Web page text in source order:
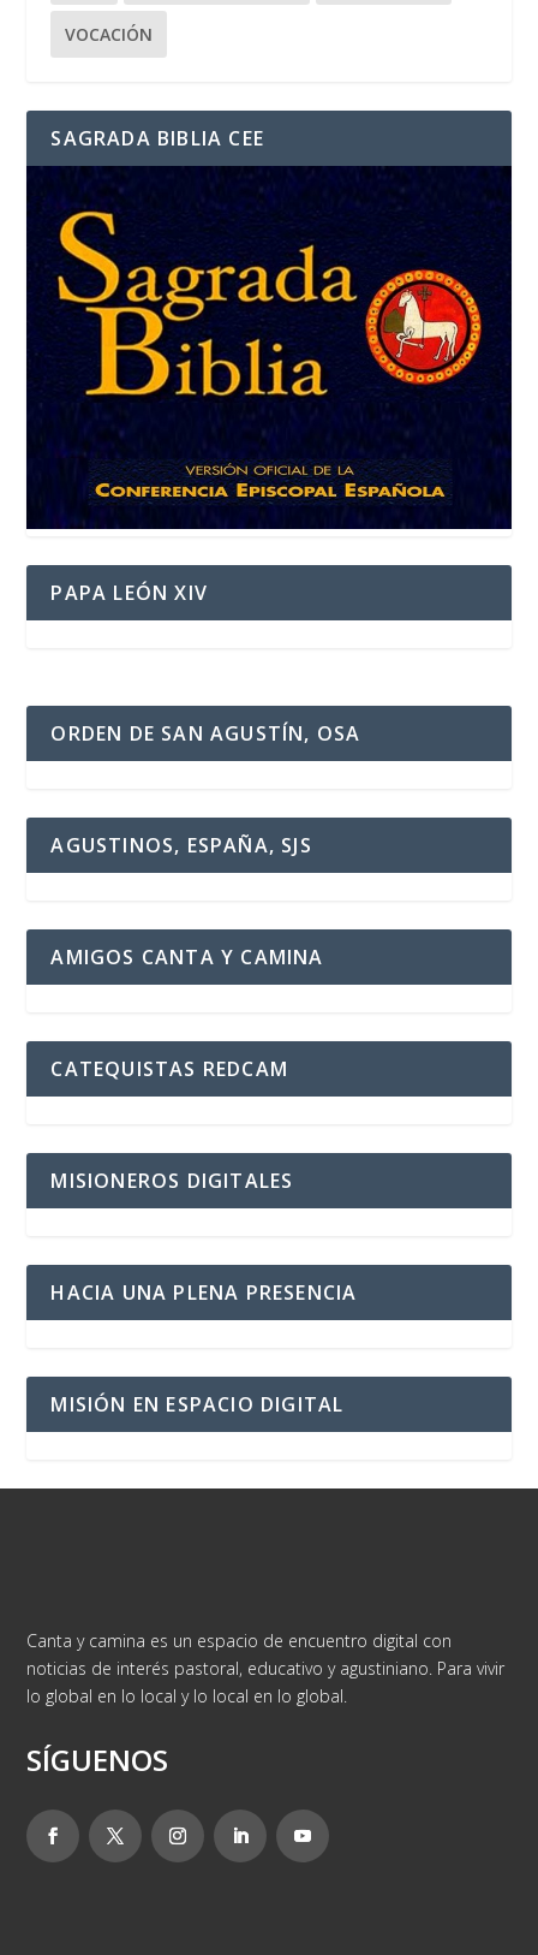
VOCACIÓN
SAGRADA BIBLIA CEE
PAPA LEÓN XIV
ORDEN DE SAN AGUSTÍN, OSA
AGUSTINOS, ESPAÑA, SJS
AMIGOS CANTA Y CAMINA
CATEQUISTAS REDCAM
MISIONEROS DIGITALES
HACIA UNA PLENA PRESENCIA
MISIÓN EN ESPACIO DIGITAL
Canta y camina es un espacio de encuentro digital con
noticias de interés pastoral, educativo y agustiniano. Para vivir
lo global en lo local y lo local en lo global.
SÍGUENOS